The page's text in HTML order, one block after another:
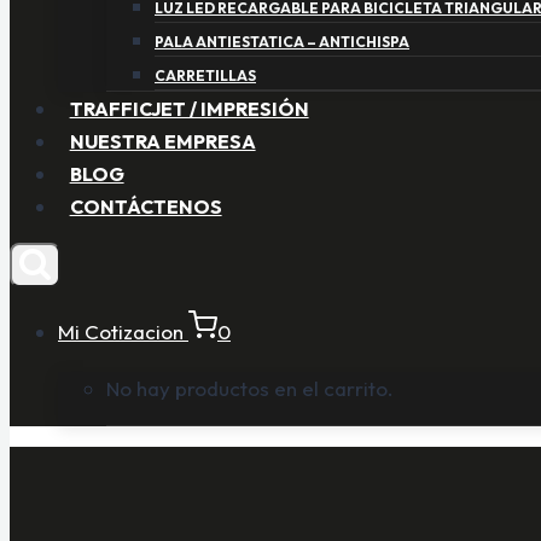
LUZ LED RECARGABLE PARA BICICLETA TRIANGULAR
PALA ANTIESTATICA – ANTICHISPA
CARRETILLAS
TRAFFICJET / IMPRESIÓN
NUESTRA EMPRESA
BLOG
CONTÁCTENOS
Mi Cotizacion 0
No hay productos en el carrito.